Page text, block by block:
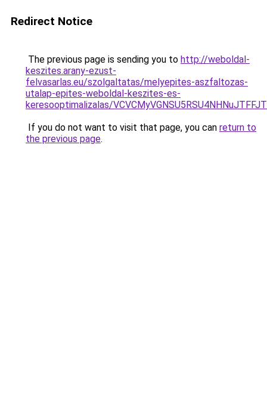
Redirect Notice
The previous page is sending you to http://weboldal-
keszites.arany-ezust-
felvasarlas.eu/szolgaltatas/melyepites-aszfaltozas-
utalap-epites-weboldal-keszites-es-
keresooptimalizalas/
If you do not want to visit that page, you can return to
the previous page.